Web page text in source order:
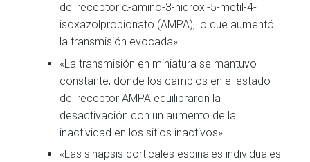
del receptor α-amino-3-hidroxi-5-metil-4-
isoxazolpropionato (AMPA), lo que aumentó
la transmisión evocada».
«La transmisión en miniatura se mantuvo
constante, donde los cambios en el estado
del receptor AMPA equilibraron la
desactivación con un aumento de la
inactividad en los sitios inactivos».
«Las sinapsis corticales espinales individuales